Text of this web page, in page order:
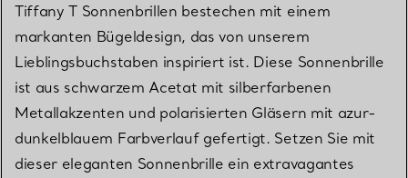
Tiffany T Sonnenbrillen bestechen mit einem
markanten Bügeldesign, das von unserem
Lieblingsbuchstaben inspiriert ist. Diese Sonnenbrille
ist aus schwarzem Acetat mit silberfarbenen
Metallakzenten und polarisierten Gläsern mit azur-
dunkelblauem Farbverlauf gefertigt. Setzen Sie mit
dieser eleganten Sonnenbrille ein extravagantes